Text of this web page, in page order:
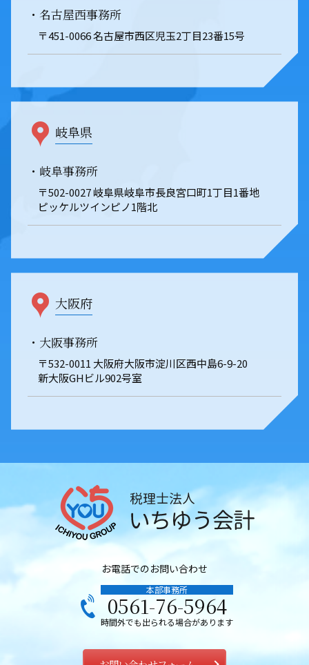
・名古屋西事務所
〒451-0066 名古屋市西区児玉2丁目23番15号
岐阜県
・岐阜事務所
〒502-0027 岐阜県岐阜市長良宮口町1丁目1番地
ピッケルツインピノ1階北
大阪府
・大阪事務所
〒532-0011 大阪府大阪市淀川区西中島6-9-20
新大阪GHビル902号室
お電話でのお問い合わせ
本部事務所
0561-76-5964
時間外でも出られる場合があります